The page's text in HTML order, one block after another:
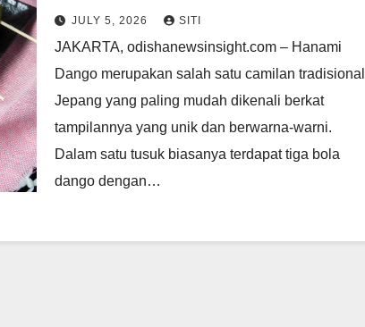
JULY 5, 2026 SITI
JAKARTA, odishanewsinsight.com – Hanami
Dango merupakan salah satu camilan tradisional
Jepang yang paling mudah dikenali berkat
tampilannya yang unik dan berwarna-warni.
Dalam satu tusuk biasanya terdapat tiga bola
dango dengan…